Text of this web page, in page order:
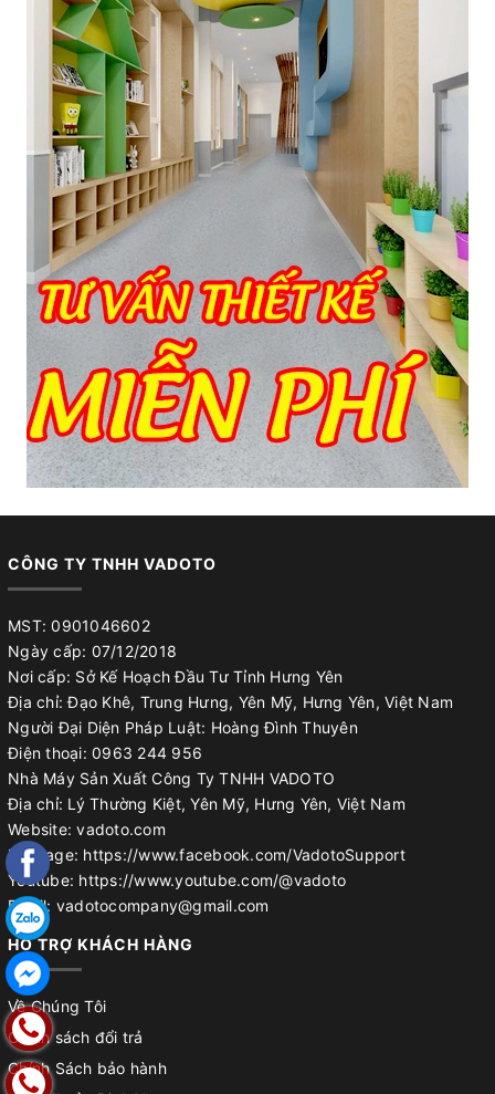
CÔNG TY TNHH VADOTO
MST: 0901046602
Ngày cấp: 07/12/2018
Nơi cấp: Sở Kế Hoạch Đầu Tư Tỉnh Hưng Yên
Địa chỉ: Đạo Khê, Trung Hưng, Yên Mỹ, Hưng Yên, Việt Nam
Người Đại Diện Pháp Luật: Hoàng Đình Thuyên
Điện thoại: 0963 244 956
Nhà Máy Sản Xuất Công Ty TNHH VADOTO
Địa chỉ: Lý Thường Kiệt, Yên Mỹ, Hưng Yên, Việt Nam
Website: vadoto.com
Fanpage: https://www.facebook.com/VadotoSupport
Youtube: https://www.youtube.com/@vadoto
Email: vadotocompany@gmail.com
HỖ TRỢ KHÁCH HÀNG
Về Chúng Tôi
Chính sách đổi trả
Chính Sách bảo hành